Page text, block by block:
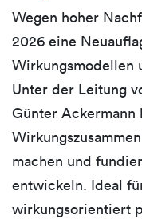
Wegen hoher
2026 eine
Wirkungsmodellen
Unter der Leitung
Günter Ackermann
machen und
entwickeln. Ideal
wirkungsorientiert